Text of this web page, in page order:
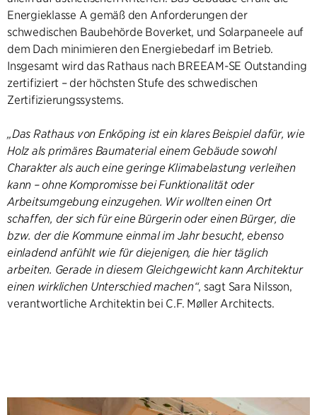
Energieklasse A gemäß den Anforderungen der
schwedischen Baubehörde Boverket, und Solarpaneele auf
dem Dach minimieren den Energiebedarf im Betrieb.
Insgesamt wird das Rathaus nach BREEAM-SE Outstanding
zertifiziert – der höchsten Stufe des schwedischen
Zertifizierungssystems.
„Das Rathaus von Enköping ist ein klares Beispiel dafür, wie
Holz als primäres Baumaterial einem Gebäude sowohl
Charakter als auch eine geringe Klimabelastung verleihen
kann – ohne Kompromisse bei Funktionalität oder
Arbeitsumgebung einzugehen. Wir wollten einen Ort
schaffen, der sich für eine Bürgerin oder einen Bürger, die
bzw. der die Kommune einmal im Jahr besucht, ebenso
einladend anfühlt wie für diejenigen, die hier täglich
arbeiten. Gerade in diesem Gleichgewicht kann Architektur
einen wirklichen Unterschied machen“, sagt Sara Nilsson,
verantwortliche Architektin bei C.F. Møller Architects.